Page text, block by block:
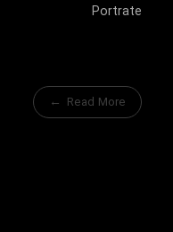
Portrate
Read More